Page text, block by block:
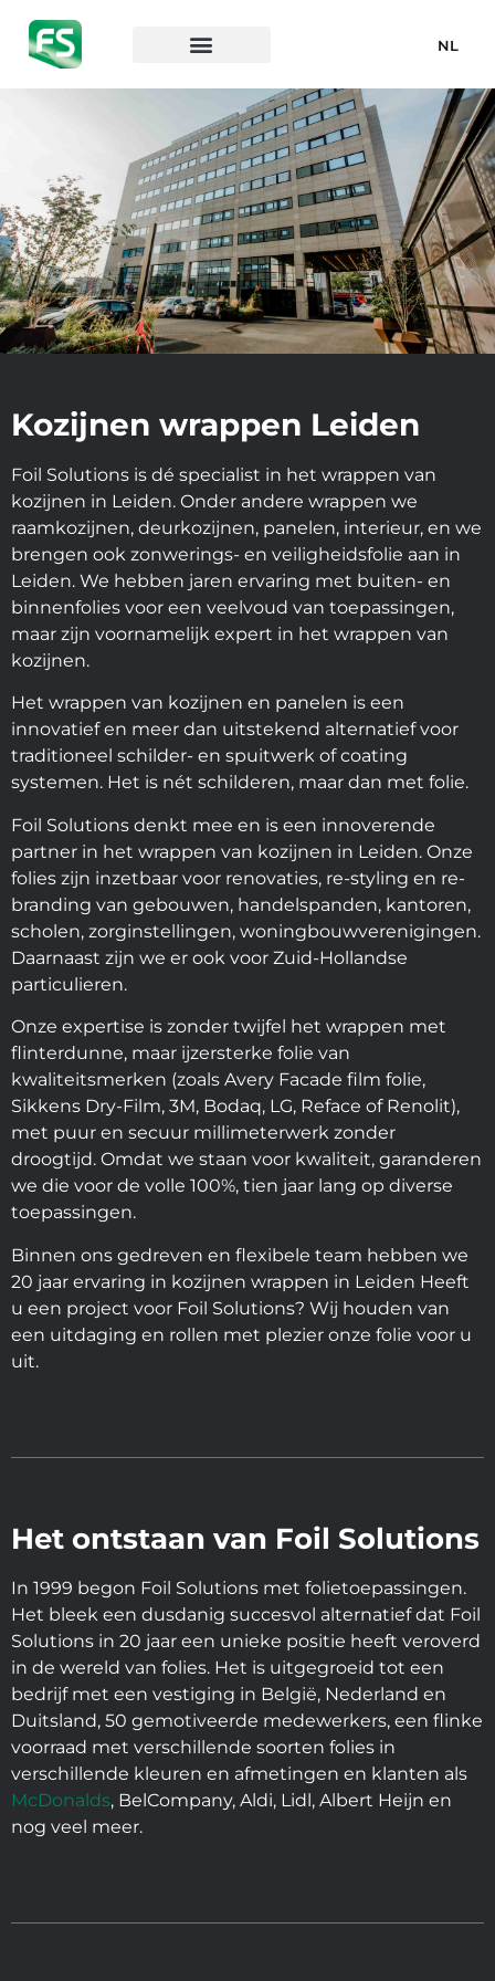
NL
Kozijnen wrappen Leiden
Foil Solutions is dé specialist in het wrappen van
kozijnen in Leiden. Onder andere wrappen we
raamkozijnen, deurkozijnen, panelen, interieur, en we
brengen ook zonwerings- en veiligheidsfolie aan in
Leiden. We hebben jaren ervaring met buiten- en
binnenfolies voor een veelvoud van toepassingen,
maar zijn voornamelijk expert in het wrappen van
kozijnen.
Het wrappen van kozijnen en panelen is een
innovatief en meer dan uitstekend alternatief voor
traditioneel schilder- en spuitwerk of coating
systemen. Het is nét schilderen, maar dan met folie.
Foil Solutions denkt mee en is een innoverende
partner in het wrappen van kozijnen in Leiden. Onze
folies zijn inzetbaar voor renovaties, re-styling en re-
branding van gebouwen, handelspanden, kantoren,
scholen, zorginstellingen, woningbouwverenigingen.
Daarnaast zijn we er ook voor Zuid-Hollandse
particulieren.
Onze expertise is zonder twijfel het wrappen met
flinterdunne, maar ijzersterke folie van
kwaliteitsmerken (zoals Avery Facade film folie,
Sikkens Dry-Film, 3M, Bodaq, LG, Reface of Renolit),
met puur en secuur millimeterwerk zonder
droogtijd. Omdat we staan voor kwaliteit, garanderen
we die voor de volle 100%, tien jaar lang op diverse
toepassingen.
Binnen ons gedreven en flexibele team hebben we
20 jaar ervaring in kozijnen wrappen in Leiden Heeft
u een project voor Foil Solutions? Wij houden van
een uitdaging en rollen met plezier onze folie voor u
uit.
Het ontstaan van Foil Solutions
In 1999 begon Foil Solutions met folietoepassingen.
Het bleek een dusdanig succesvol alternatief dat Foil
Solutions in 20 jaar een unieke positie heeft veroverd
in de wereld van folies. Het is uitgegroeid tot een
bedrijf met een vestiging in België, Nederland en
Duitsland, 50 gemotiveerde medewerkers, een flinke
voorraad met verschillende soorten folies in
verschillende kleuren en afmetingen en klanten als
McDonalds, BelCompany, Aldi, Lidl, Albert Heijn en
nog veel meer.